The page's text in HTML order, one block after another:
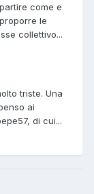
come e
le
collettivo...
triste. Una
ai
di cui...